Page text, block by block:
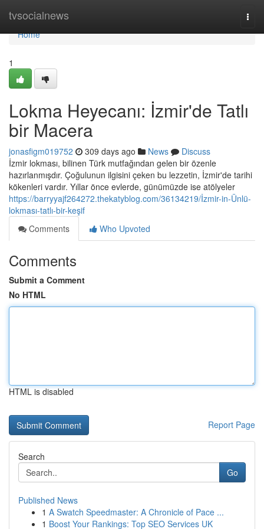
tvsocialnews
Home
Home
1
Lokma Heyecanı: İzmir'de Tatlı
bir Macera
jonasfigm019752 309 days ago News
Discuss
İzmir lokması, bilinen Türk mutfağından gelen bir özenle
hazırlanmışdır. Çoğulunun ilgisini çeken bu lezzetin, İzmir'de tarihi
kökenleri vardır. Yıllar önce evlerde, günümüzde ise atölyeler
https://barryyajf264272.thekatyblog.com/36134219/İzmir-in-Ünlü-
lokması-tatlı-bir-keşif
Comments
Who Upvoted
Comments
Submit a Comment
No HTML
HTML is disabled
Report Page
Search
Go
Published News
1 A Swatch Speedmaster: A Chronicle of Pace ...
1 Boost Your Rankings: Top SEO Services UK